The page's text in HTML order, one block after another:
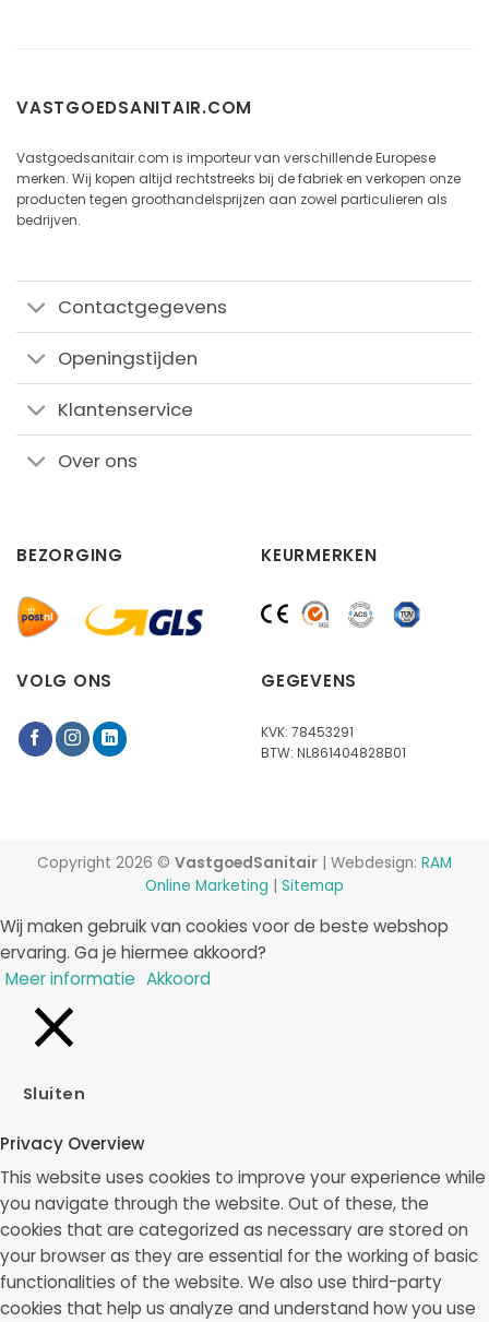
VASTGOEDSANITAIR.COM
Vastgoedsanitair.com is importeur van verschillende Europese
merken. Wij kopen altijd rechtstreeks bij de fabriek en verkopen onze
producten tegen groothandelsprijzen aan zowel particulieren als
bedrijven.
Contactgegevens
Openingstijden
Klantenservice
Over ons
BEZORGING KEURMERKEN
VOLG ONS GEGEVENS
KVK: 78453291
BTW: NL861404828B01
Copyright 2026 © VastgoedSanitair | Webdesign: RAM
Online Marketing
Sitemap
Wij maken gebruik van cookies voor de beste webshop
ervaring. Ga je hiermee akkoord?
Meer informatie Akkoord
Sluiten
Privacy Overview
This website uses cookies to improve your experience while
you navigate through the website. Out of these, the
cookies that are categorized as necessary are stored on
your browser as they are essential for the working of basic
functionalities of the website. We also use third-party
cookies that help us analyze and understand how you use